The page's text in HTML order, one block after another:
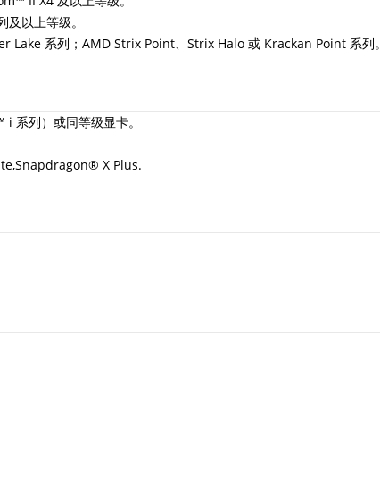
以上等级。
系列；AMD Strix Point、Strix Halo 或 Krackan Point 系列。
列）或同等级显卡。
X Plus.